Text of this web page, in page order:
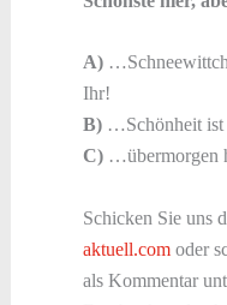
A)
Ihr!
B)…Schönheit ist
C)…übermorgen
Schicken Sie uns
aktuell.comoder
als Kommentar